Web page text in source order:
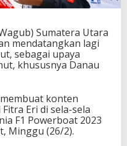
Sumatera Utara
mendatangkan lagi
sebagai upaya
khususnya Danau
konten
Eri di sela-sela
F1 Powerboat 2023
Minggu (26/2).